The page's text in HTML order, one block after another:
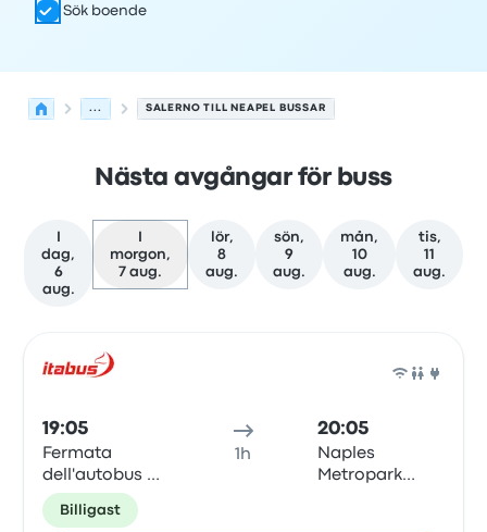
Sök boende
... SALERNO TILL NEAPEL BUSSAR
Nästa avgångar för buss
dag,
6
aug.
morgon,
7 aug.
lör,
8
aug.
sön,
9
aug.
mån,
10
aug.
tis,
11
aug.
19:05
Fermata
dell'autobus de
Saverno -
Piazza della
1h
20:05
Naples
Metropark
Billigast